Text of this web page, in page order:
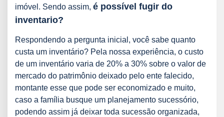
imóvel. Sendo assim, é possível fugir do
inventario?
Respondendo a pergunta inicial, você sabe quanto
custa um inventário? Pela nossa experiência, o custo
de um inventário varia de 20% a 30% sobre o valor de
mercado do patrimônio deixado pelo ente falecido,
montante esse que pode ser economizado e muito,
caso a família busque um planejamento sucessório,
podendo assim já deixar toda sucessão organizada,